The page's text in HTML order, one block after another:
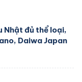
Nhật đủ thể loại,
Daiwa Japan